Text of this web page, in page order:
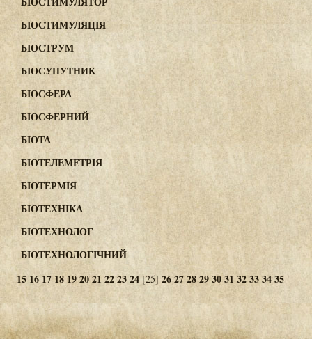
БІОСТИМУЛЯЦІЯ
БІОСТРУМ
БІОСУПУТНИК
БІОСФЕРА
БІОСФЕРНИЙ
БІОТА
БІОТЕЛЕМЕТРІЯ
БІОТЕРМІЯ
БІОТЕХНІКА
БІОТЕХНОЛОГ
БІОТЕХНОЛОГІЧНИЙ
15 16 17 18 192021 222324 [25] 262728293031 32333435